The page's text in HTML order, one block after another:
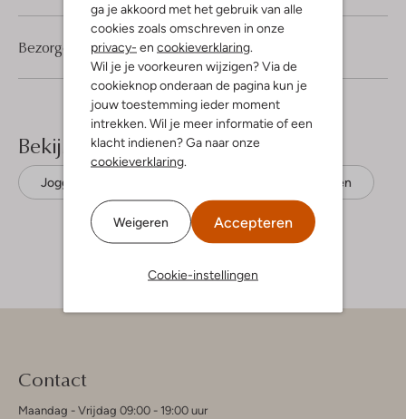
ga je akkoord met het gebruik van alle
cookies zoals omschreven in onze
privacy- en cookieverklaring.
Wil je je voorkeuren wijzigen? Via de
cookieknop onderaan de pagina kun je
jouw toestemming ieder moment
intrekken. Wil je meer informatie of een
klacht indienen? Ga naar onze
cookieverklaring.
Weigeren Accepteren
Cookie-instellingen
Bezorgen & retourneren
Bekijk meer
Joggingbroeken Katoen
Contact
Maandag - Vrijdag 09:00 - 19:00 uur